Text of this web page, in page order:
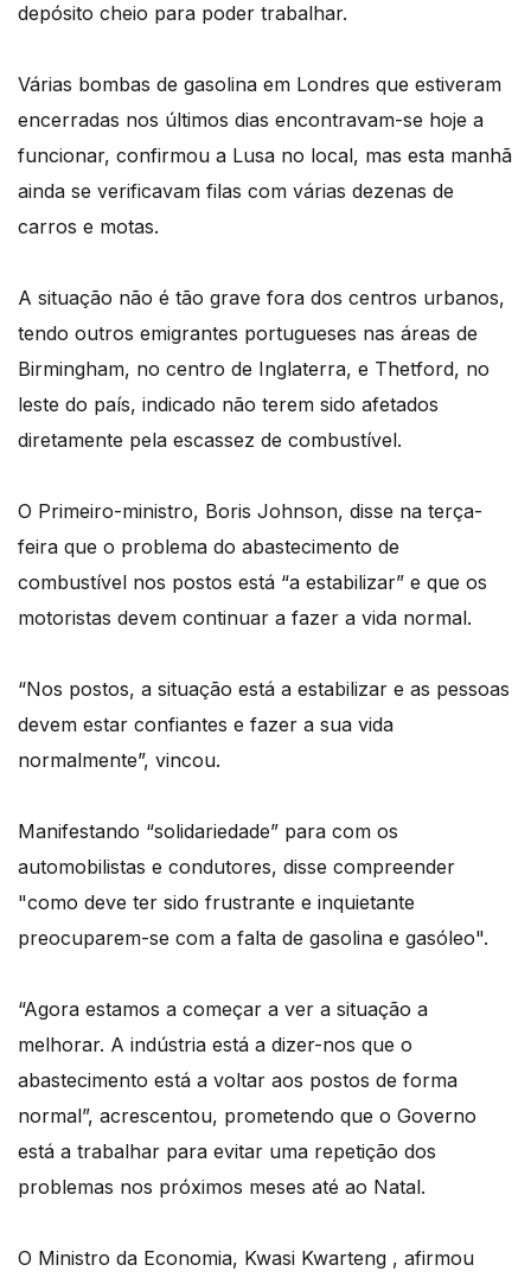
depósito cheio para poder trabalhar.
Várias bombas de gasolina em Londres que estiveram
encerradas nos últimos dias encontravam-se hoje a
funcionar, confirmou a Lusa no local, mas esta manhã
ainda se verificavam filas com várias dezenas de
carros e motas.
A situação não é tão grave fora dos centros urbanos,
tendo outros emigrantes portugueses nas áreas de
Birmingham, no centro de Inglaterra, e Thetford, no
leste do país, indicado não terem sido afetados
diretamente pela escassez de combustível.
O Primeiro-ministro, Boris Johnson, disse na terça-
feira que o problema do abastecimento de
combustível nos postos está “a estabilizar” e que os
motoristas devem continuar a fazer a vida normal.
“Nos postos, a situação está a estabilizar e as pessoas
devem estar confiantes e fazer a sua vida
normalmente”, vincou.
Manifestando “solidariedade” para com os
automobilistas e condutores, disse compreender
"como deve ter sido frustrante e inquietante
preocuparem-se com a falta de gasolina e gasóleo".
“Agora estamos a começar a ver a situação a
melhorar. A indústria está a dizer-nos que o
abastecimento está a voltar aos postos de forma
normal”, acrescentou, prometendo que o Governo
está a trabalhar para evitar uma repetição dos
problemas nos próximos meses até ao Natal.
O Ministro da Economia, Kwasi Kwarteng , afirmou